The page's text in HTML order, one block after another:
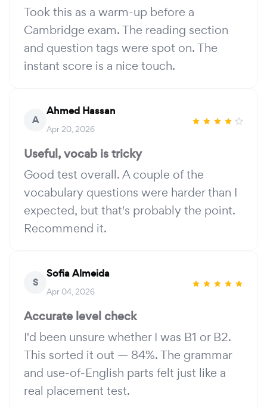
Took this as a warm-up before a
Cambridge exam. The reading section
and question tags were spot on. The
instant score is a nice touch.
A
Ahmed Hassan
Apr 20, 2026
Useful, vocab is tricky
Good test overall. A couple of the
vocabulary questions were harder than I
expected, but that's probably the point.
Recommend it.
S
Sofia Almeida
Apr 04, 2026
Accurate level check
I'd been unsure whether I was B1 or B2.
This sorted it out — 84%. The grammar
and use-of-English parts felt just like a
real placement test.